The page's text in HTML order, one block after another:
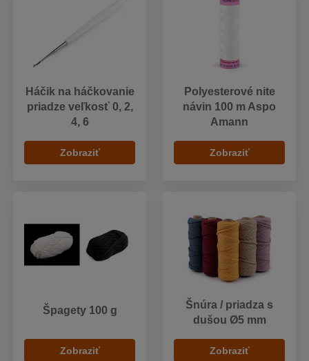
Háčik na háčkovanie
priadze veľkosť 0, 2,
4, 6
Zobraziť
Polyesterové nite
návin 100 m Aspo
Amann
Zobraziť
Špagety 100 g
Zobraziť
Šnúra / priadza s
dušou Ø5 mm
Zobraziť